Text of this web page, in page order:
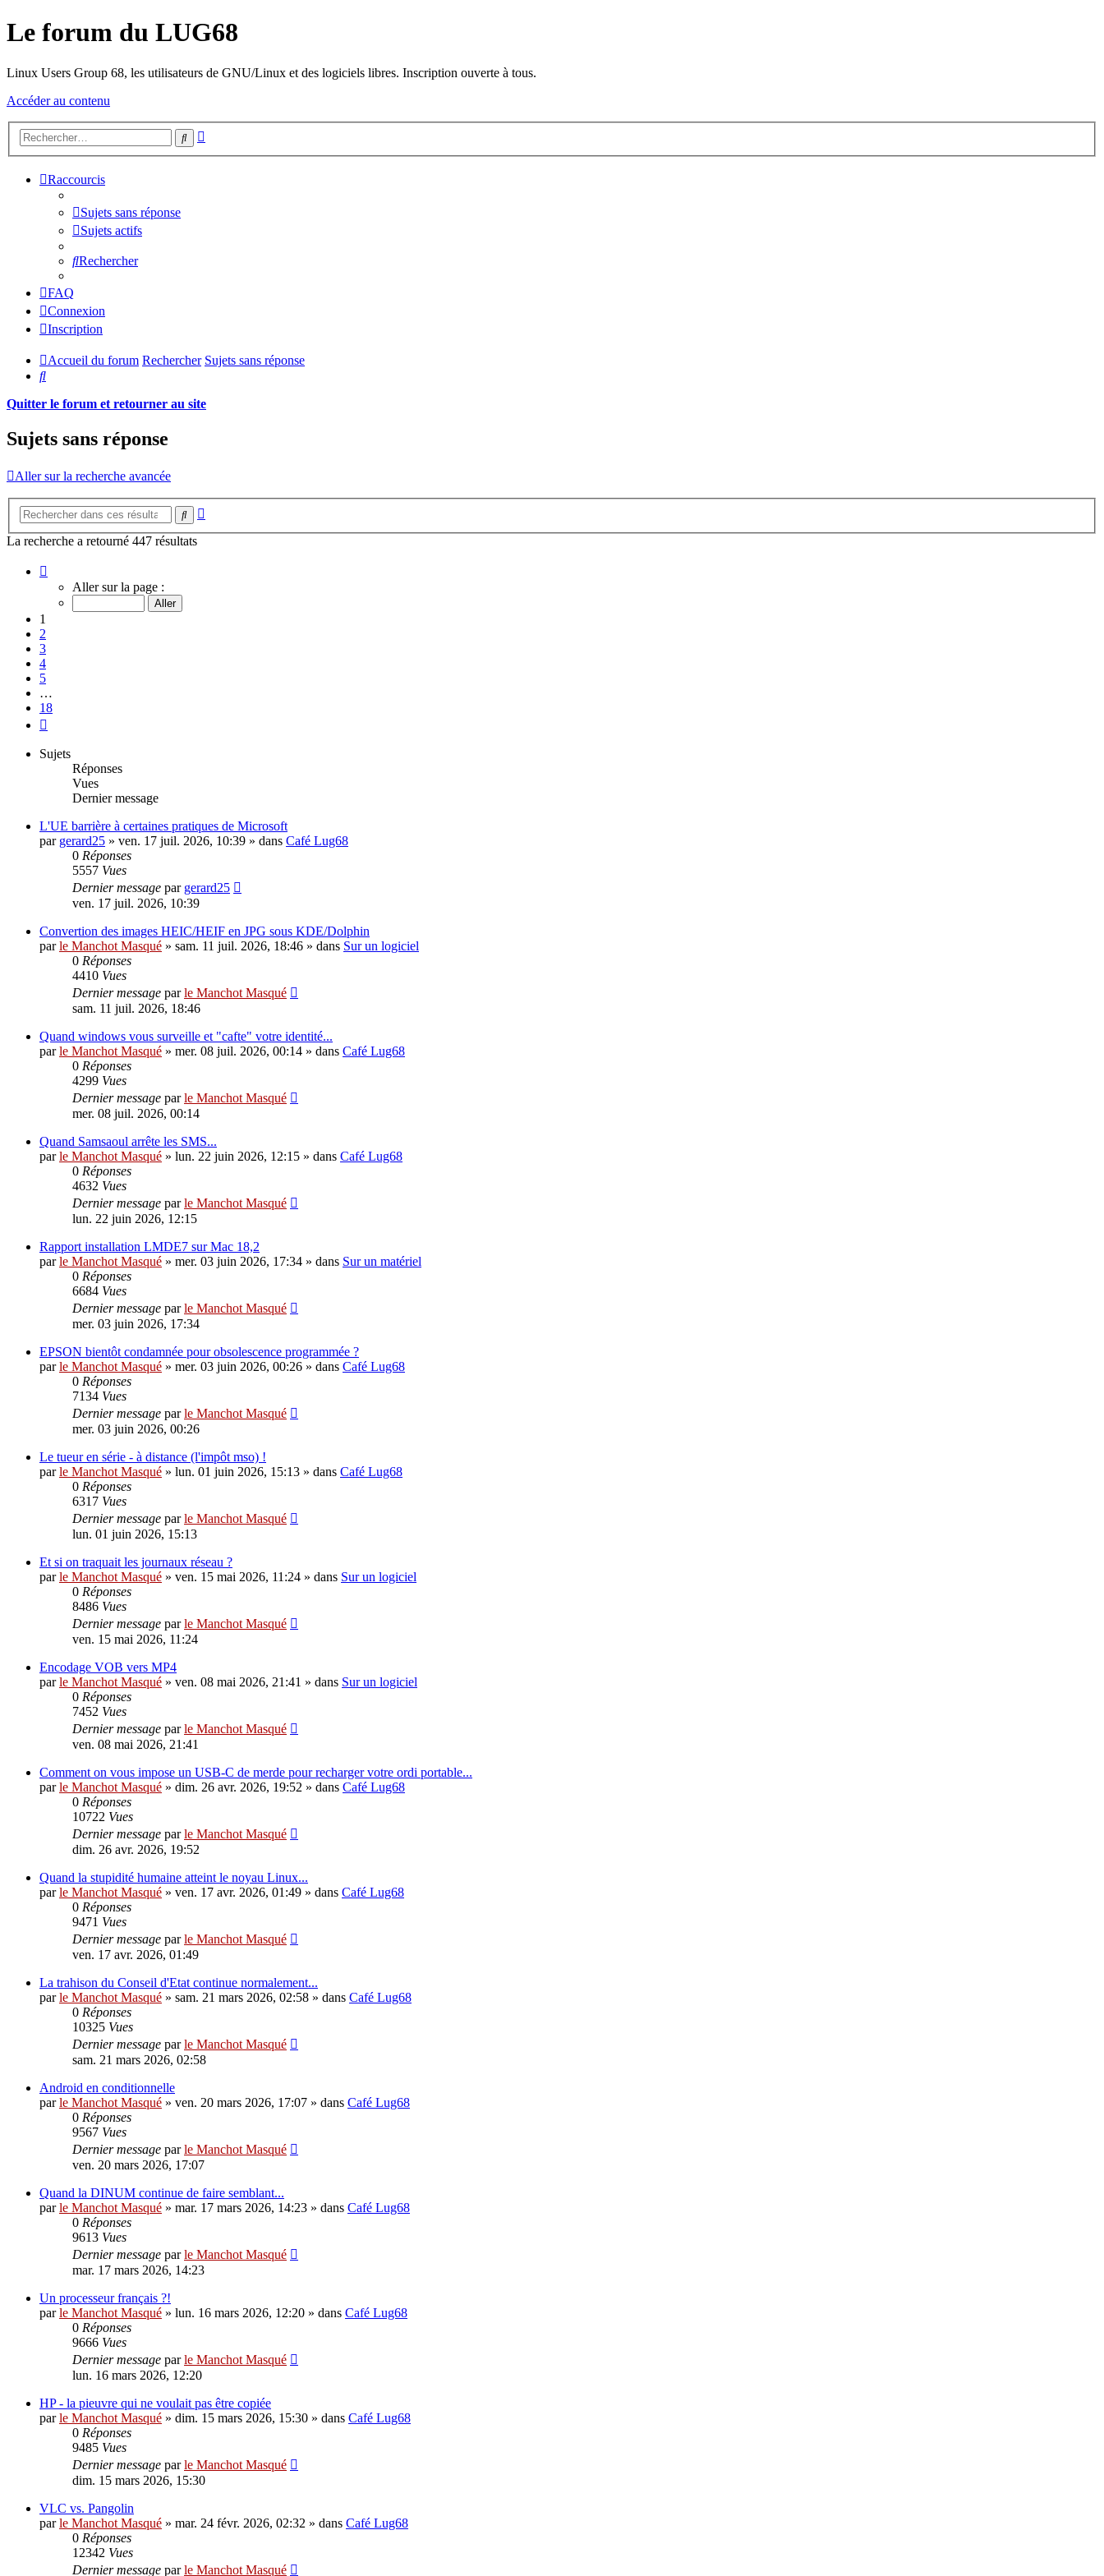
Le forum du LUG68
Linux Users Group 68, les utilisateurs de GNU/Linux et des logiciels libres. Inscription ouverte à tous.
Accéder au contenu
Rechercher
Raccourcis
Sujets sans réponse
Sujets actifs
Rechercher
FAQ
Connexion
Inscription
Accueil du forum Rechercher Sujets sans réponse
Rechercher
Quitter le forum et retourner au site
Sujets sans réponse
Aller sur la recherche avancée
Rechercher
La recherche a retourné 447 résultats
sur
Aller sur la page :
1
2
3
4
5
…
18
Sujets
Réponses
Vues
Dernier message
L'UE barrière à certaines pratiques de Microsoft
par gerard25 » ven. 17 juil. 2026, 10:39 » dans Café Lug68
0 Réponses
5557 Vues
Dernier message par gerard25
ven. 17 juil. 2026, 10:39
Convertion des images HEIC/HEIF en JPG sous KDE/Dolphin
parle Manchot Masqué » sam. 11 juil. 2026, 18:46 » dans Sur un logiciel
0 Réponses
4410 Vues
Dernier message parle Manchot Masqué
sam. 11 juil. 2026, 18:46
Quand windows vous surveille et "cafte" votre identité...
parle Manchot Masqué » mer. 08 juil. 2026, 00:14 » dans Café Lug68
0 Réponses
4299 Vues
Dernier message parle Manchot Masqué
mer. 08 juil. 2026, 00:14
Quand Samsaoul arrête les SMS...
parle Manchot Masqué » lun. 22 juin 2026, 12:15 » dans Café Lug68
0 Réponses
4632 Vues
Dernier message parle Manchot Masqué
lun. 22 juin 2026, 12:15
Rapport installation LMDE7 sur Mac 18,2
parle Manchot Masqué » mer. 03 juin 2026, 17:34 » dans Sur un matériel
0 Réponses
6684 Vues
Dernier message parle Manchot Masqué
mer. 03 juin 2026, 17:34
EPSON bientôt condamnée pour obsolescence programmée ?
parle Manchot Masqué » mer. 03 juin 2026, 00:26 » dans Café Lug68
0 Réponses
7134 Vues
Dernier message parle Manchot Masqué
mer. 03 juin 2026, 00:26
Le tueur en série - à distance (l'impôt mso) !
parle Manchot Masqué » lun. 01 juin 2026, 15:13 » dans Café Lug68
0 Réponses
6317 Vues
Dernier message parle Manchot Masqué
lun. 01 juin 2026, 15:13
Et si on traquait les journaux réseau ?
parle Manchot Masqué » ven. 15 mai 2026, 11:24 » dans Sur un logiciel
0 Réponses
8486 Vues
Dernier message parle Manchot Masqué
ven. 15 mai 2026, 11:24
Encodage VOB vers MP4
parle Manchot Masqué » ven. 08 mai 2026, 21:41 » dans Sur un logiciel
0 Réponses
7452 Vues
Dernier message parle Manchot Masqué
ven. 08 mai 2026, 21:41
Comment on vous impose un USB-C de merde pour recharger votre ordi portable...
parle Manchot Masqué » dim. 26 avr. 2026, 19:52 » dans Café Lug68
0 Réponses
10722 Vues
Dernier message parle Manchot Masqué
dim. 26 avr. 2026, 19:52
Quand la stupidité humaine atteint le noyau Linux...
parle Manchot Masqué » ven. 17 avr. 2026, 01:49 » dans Café Lug68
0 Réponses
9471 Vues
Dernier message parle Manchot Masqué
ven. 17 avr. 2026, 01:49
La trahison du Conseil d'Etat continue normalement...
parle Manchot Masqué » sam. 21 mars 2026, 02:58 » dans Café Lug68
0 Réponses
10325 Vues
Dernier message parle Manchot Masqué
sam. 21 mars 2026, 02:58
Android en conditionnelle
parle Manchot Masqué » ven. 20 mars 2026, 17:07 » dans Café Lug68
0 Réponses
9567 Vues
Dernier message parle Manchot Masqué
ven. 20 mars 2026, 17:07
Quand la DINUM continue de faire semblant...
parle Manchot Masqué » mar. 17 mars 2026, 14:23 » dans Café Lug68
0 Réponses
9613 Vues
Dernier message parle Manchot Masqué
mar. 17 mars 2026, 14:23
Un processeur français ?!
parle Manchot Masqué » lun. 16 mars 2026, 12:20 » dans Café Lug68
0 Réponses
9666 Vues
Dernier message parle Manchot Masqué
lun. 16 mars 2026, 12:20
HP - la pieuvre qui ne voulait pas être copiée
parle Manchot Masqué » dim. 15 mars 2026, 15:30 » dans Café Lug68
0 Réponses
9485 Vues
Dernier message parle Manchot Masqué
dim. 15 mars 2026, 15:30
VLC vs. Pangolin
parle Manchot Masqué » mar. 24 févr. 2026, 02:32 » dans Café Lug68
0 Réponses
12342 Vues
Dernier message parle Manchot Masqué